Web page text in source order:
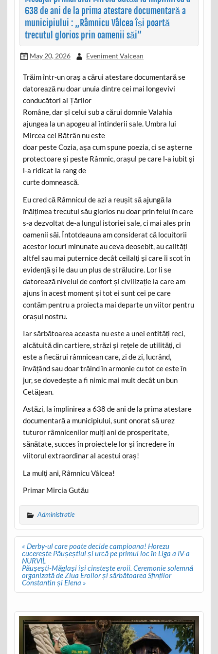
638 de ani de la prima atestare documentară a
municipiului : „Râmnicu Vâlcea își poartă
trecutul glorios prin oamenii săi”
May 20, 2026 Eveniment Valcean
Trăim într-un oraș a cărui atestare documentară se
datorează nu doar unuia dintre cei mai longevivi
conducători ai Țărilor
Române, dar și celui sub a cărui domnie Valahia
ajungea la un apogeu al întinderii sale. Umbra lui
Mircea cel Bătrân nu este
doar peste Cozia, așa cum spune poezia, ci se așterne
protectoare și peste Râmnic, orașul pe care l-a iubit și
l-a ridicat la rang de
curte domnească.
Eu cred că Râmnicul de azi a reușit să ajungă la
înălțimea trecutul său glorios nu doar prin felul în care
s-a dezvoltat de-a lungul istoriei sale, ci mai ales prin
oamenii săi. Întotdeauna am considerat că locuitorii
acestor locuri minunate au ceva deosebit, au calități
altfel sau mai puternice decât ceilalți și care îi scot în
evidență și le dau un plus de strălucire. Lor li se
datorează nivelul de confort și civilizație la care am
ajuns în acest moment și tot ei sunt cei pe care
contăm pentru a proiecta mai departe un viitor pentru
orașul nostru.
Iar sărbătoarea aceasta nu este a unei entități reci,
alcătuită din cartiere, străzi și rețele de utilități, ci
este a fiecărui râmnicean care, zi de zi, lucrând,
învățând sau doar trăind în armonie cu tot ce este în
jur, se dovedește a fi nimic mai mult decât un bun
Cetățean.
Astăzi, la împlinirea a 638 de ani de la prima atestare
documentară a municipiului, sunt onorat să urez
tuturor râmnicenilor mulți ani de prosperitate,
sănătate, succes în proiectele lor și încredere în
viitorul extraordinar al acestui oraș!
La mulți ani, Râmnicu Vâlcea!
Primar Mircia Gutău
Administratie
Post
navigation
« Derby-ul care poate decide campioana! Horezu
cucerește Păușeștiul și urcă pe primul loc în Liga a IV-a
NURVIL
Păușești-Măglași își cinstește eroii. Ceremonie solemnă
organizată de Ziua Eroilor și sărbătoarea Sfinților
Constantin și Elena »